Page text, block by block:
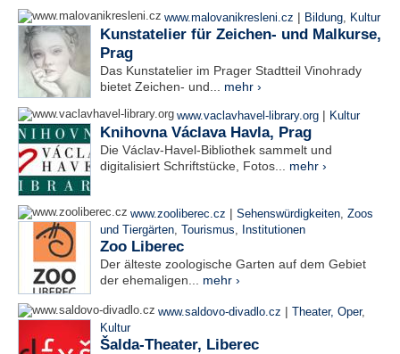
www.malovanikresleni.cz | Bildung, Kultur
Kunstatelier für Zeichen- und Malkurse,
Prag
Das Kunstatelier im Prager Stadtteil Vinohrady
bietet Zeichen- und... mehr ›
www.vaclavhavel-library.org | Kultur
Knihovna Václava Havla, Prag
Die Václav-Havel-Bibliothek sammelt und
digitalisiert Schriftstücke, Fotos... mehr ›
www.zooliberec.cz | Sehenswürdigkeiten, Zoos
und Tiergärten, Tourismus, Institutionen
Zoo Liberec
Der älteste zoologische Garten auf dem Gebiet
der ehemaligen... mehr ›
www.saldovo-divadlo.cz | Theater, Oper,
Kultur
Šalda-Theater, Liberec